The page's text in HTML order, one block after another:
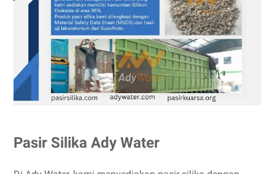
Pasir Silika Ady Water